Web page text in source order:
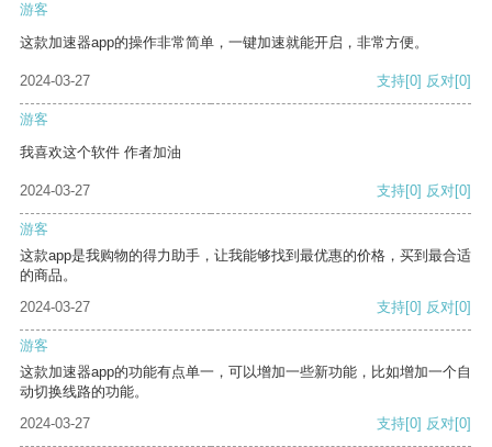
游客
这款加速器app的操作非常简单，一键加速就能开启，非常方便。
2024-03-27 支持[0] 反对[0]
游客
我喜欢这个软件 作者加油
2024-03-27 支持[0] 反对[0]
游客
这款app是我购物的得力助手，让我能够找到最优惠的价格，买到最合适
的商品。
2024-03-27
支持[0] 反对[0]
游客
这款加速器app的功能有点单一，可以增加一些新功能，比如增加一个自
动切换线路的功能。
2024-03-27
支持[0] 反对[0]